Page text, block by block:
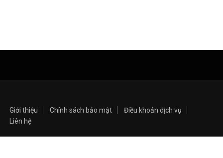
Giới thiệu Chính sách bảo mật
Điều khoản dịch vụ
Liên hệ